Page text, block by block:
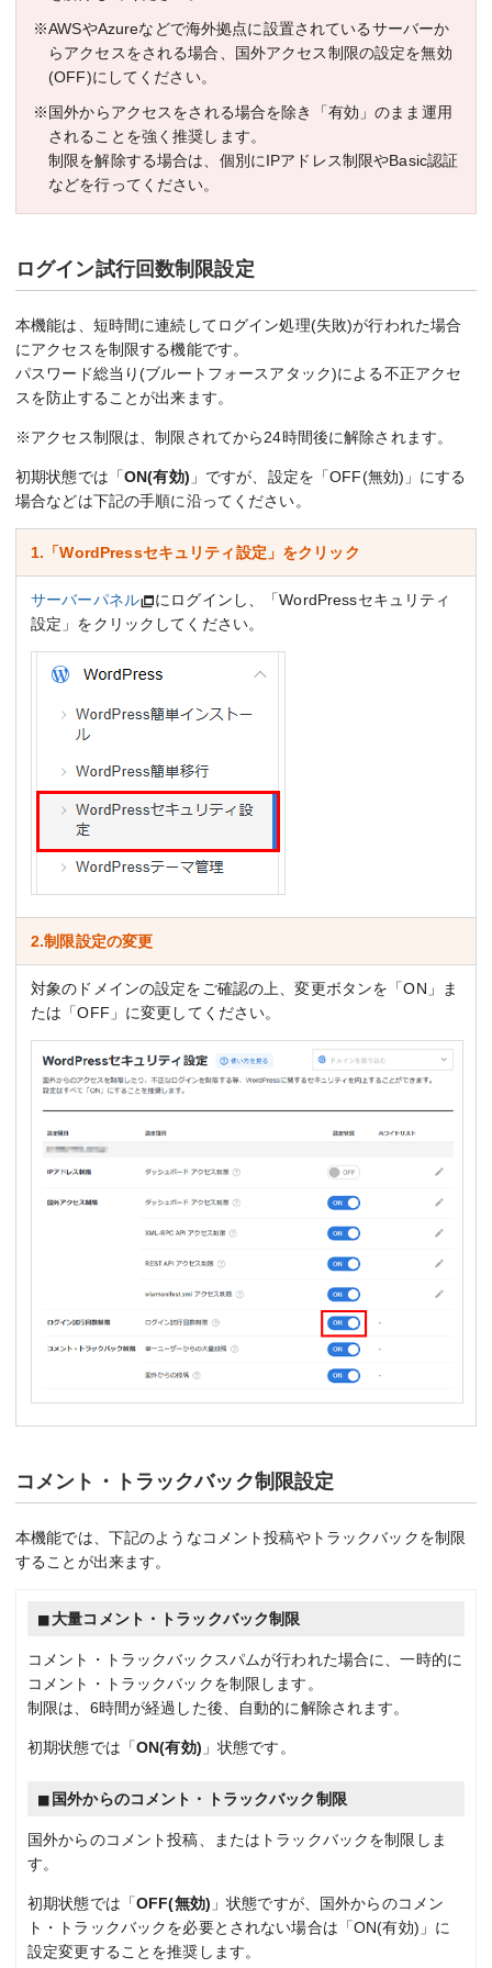
※AWSやAzureなどで海外拠点に設置されているサーバーか
らアクセスをされる場合、国外アクセス制限の設定を無効
(OFF)にしてください。
※国外からアクセスをされる場合を除き「有効」のまま運用
されることを強く推奨します。
制限を解除する場合は、個別にIPアドレス制限やBasic認証
などを行ってください。
ログイン試行回数制限設定
本機能は、短時間に連続してログイン処理(失敗)が行われた場合
にアクセスを制限する機能です。
パスワード総当り(ブルートフォースアタック)による不正アクセ
スを防止することが出来ます。
※アクセス制限は、制限されてから24時間後に解除されます。
初期状態では「ON(有効) 」ですが、設定を「OFF(無効)」にする
場合などは下記の手順に沿ってください。
1.「WordPressセキュリティ設定」をクリック
サーバーパネル
にログインし、「WordPressセキュリティ
設定」をクリックしてください。
2.制限設定の変更
対象のドメインの設定をご確認の上、変更ボタンを「ON」ま
たは「OFF」に変更してください。
コメント・トラックバック制限設定
本機能では、下記のようなコメント投稿やトラックバックを制限
することが出来ます。
大量コメント・トラックバック制限
コメント・トラックバックスパムが行われた場合に、一時的に
コメント・トラックバックを制限します。
制限は、6時間が経過した後、自動的に解除されます。
初期状態では「ON(有効) 」状態です。
国外からのコメント・トラックバック制限
国外からのコメント投稿、またはトラックバックを制限しま
す。
初期状態では「OFF(無効) 」状態ですが、国外からのコメン
ト・トラックバックを必要とされない場合は「ON(有効)」に
設定変更することを推奨します。